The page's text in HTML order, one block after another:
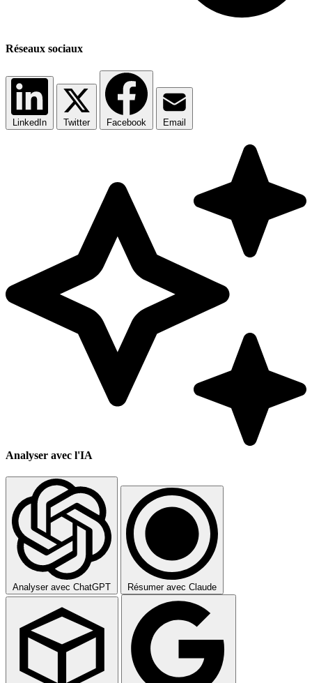
Réseaux sociaux
LinkedIn Twitter Facebook Email
Analyser avec l'IA
Analyser avec ChatGPT Résumer avec Claude